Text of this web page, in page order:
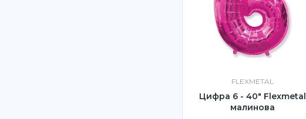
FLEXMETAL
Цифра 6 - 40" Flexmetal
малинова